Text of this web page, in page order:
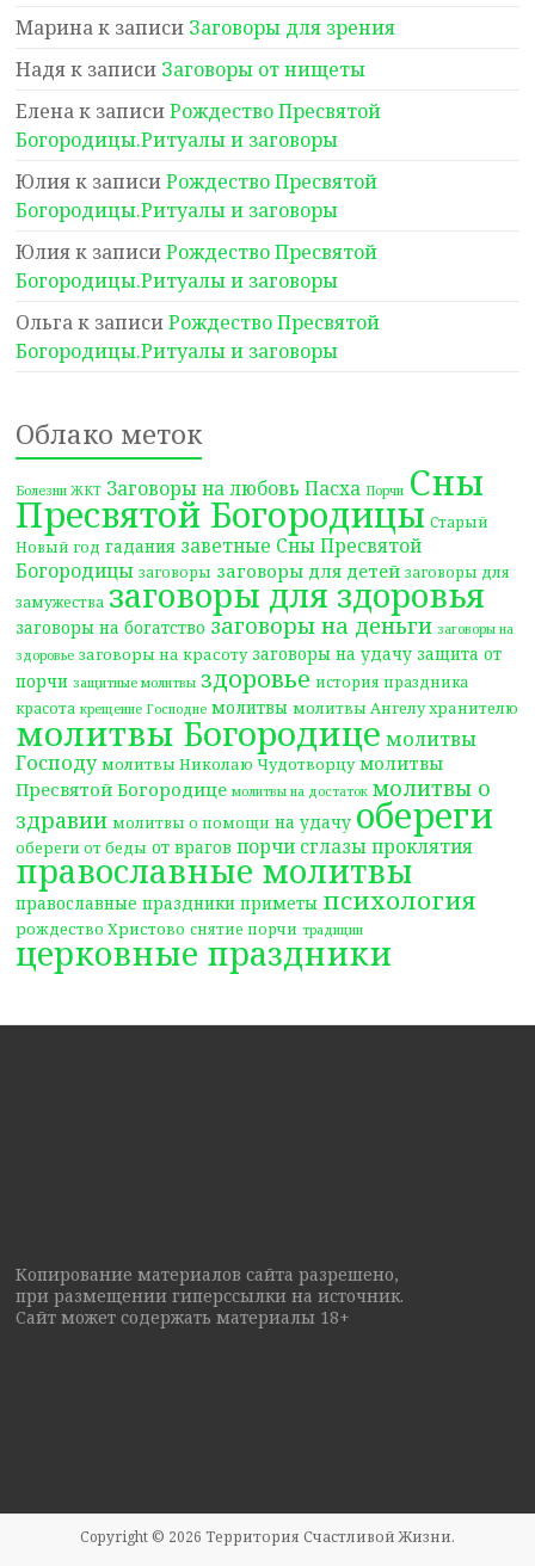
Маринак записи Заговоры для зрения
Надяк записи Заговоры от нищеты
Еленак записиРождество Пресвятой
Богородицы.Ритуалы и заговоры
Юлияк записиРождество Пресвятой
Богородицы.Ритуалы и заговоры
Юлияк записиРождество Пресвятой
Богородицы.Ритуалы и заговоры
Ольгак записиРождество Пресвятой
Богородицы.Ритуалы и заговоры
Облако меток
Болезни ЖКТ Заговоры на любовь Пасха Порчи Сны
Пресвятой Богородицы Старый
Новый год гадания заветные Сны Пресвятой
Богородицы заговоры заговоры для детей заговоры для
замужества заговоры для здоровья
заговоры на богатство заговоры на деньги заговоры на
здоровье заговоры на красоту заговоры на удачу защита от
порчи защитные молитвы здоровье история праздника
красота крещение Господне молитвы молитвы Ангелу хранителю
молитвы Богородице молитвы
Господу молитвы Николаю Чудотворцу молитвы
Пресвятой Богородице молитвы на достаток молитвы о
здравии молитвы о помощи на удачу обереги
обереги от беды от врагов порчи сглазы проклятия
православные молитвы
православные праздники приметы психология
рождество Христово снятие порчи традиции
церковные праздники
Копирование материалов сайта разрешено,
при размещении гиперссылки на источник.
Сайт может содержать материалы 18+
Copyright © 2026 Территория Счастливой Жизни.